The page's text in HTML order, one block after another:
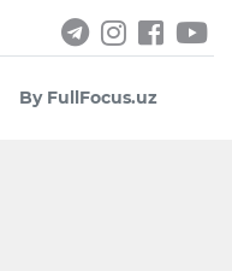
By FullFocus.uz